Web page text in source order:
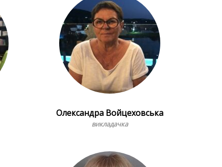
Олександра Войцеховська
викладачка